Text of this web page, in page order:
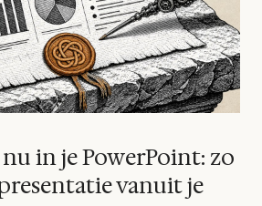
in je PowerPoint: zo
vanuit je